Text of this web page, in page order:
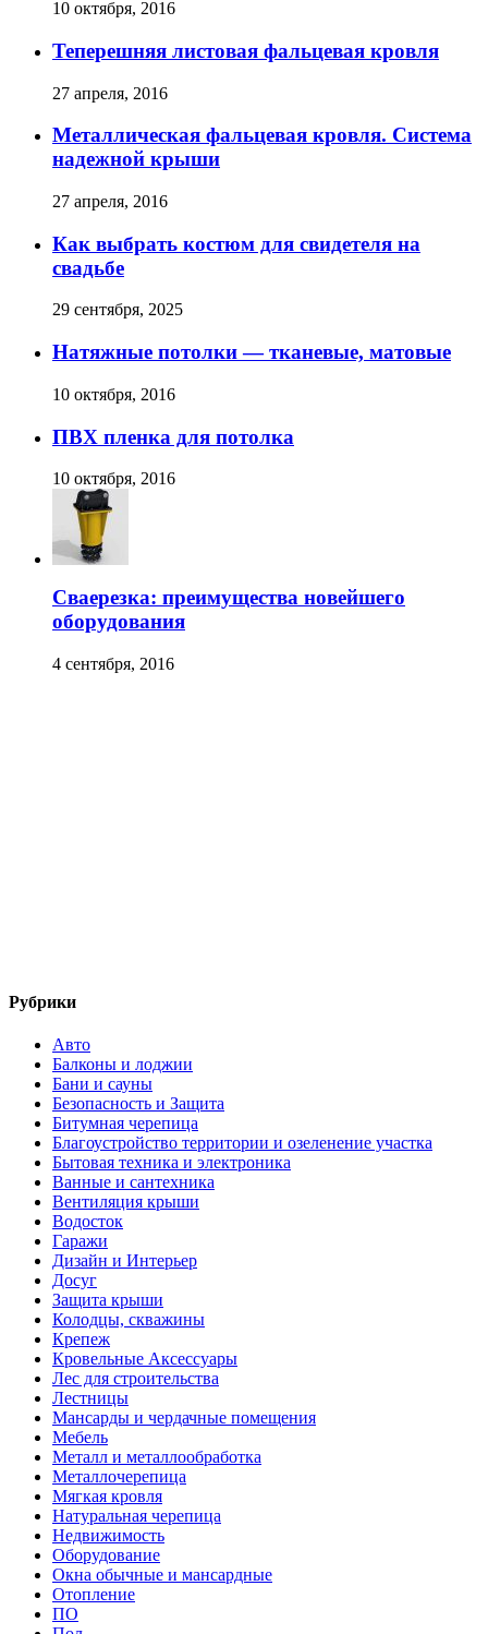
10 октября, 2016
Теперешняя листовая фальцевая кровля
27 апреля, 2016
Металлическая фальцевая кровля. Система
надежной крыши
27 апреля, 2016
Как выбрать костюм для свидетеля на
свадьбе
29 сентября, 2025
Натяжные потолки — тканевые, матовые
10 октября, 2016
ПВХ пленка для потолка
10 октября, 2016
Сваерезка: преимущества новейшего
оборудования
4 сентября, 2016
Рубрики
Авто
Балконы и лоджии
Бани и сауны
Безопасность и Защита
Битумная черепица
Благоустройство территории и озеленение участка
Бытовая техника и электроника
Ванные и сантехника
Вентиляция крыши
Водосток
Гаражи
Дизайн и Интерьер
Досуг
Защита крыши
Колодцы, скважины
Крепеж
Кровельные Аксессуары
Лес для строительства
Лестницы
Мансарды и чердачные помещения
Мебель
Металл и металлообработка
Металлочерепица
Мягкая кровля
Натуральная черепица
Недвижимость
Оборудование
Окна обычные и мансардные
Отопление
ПО